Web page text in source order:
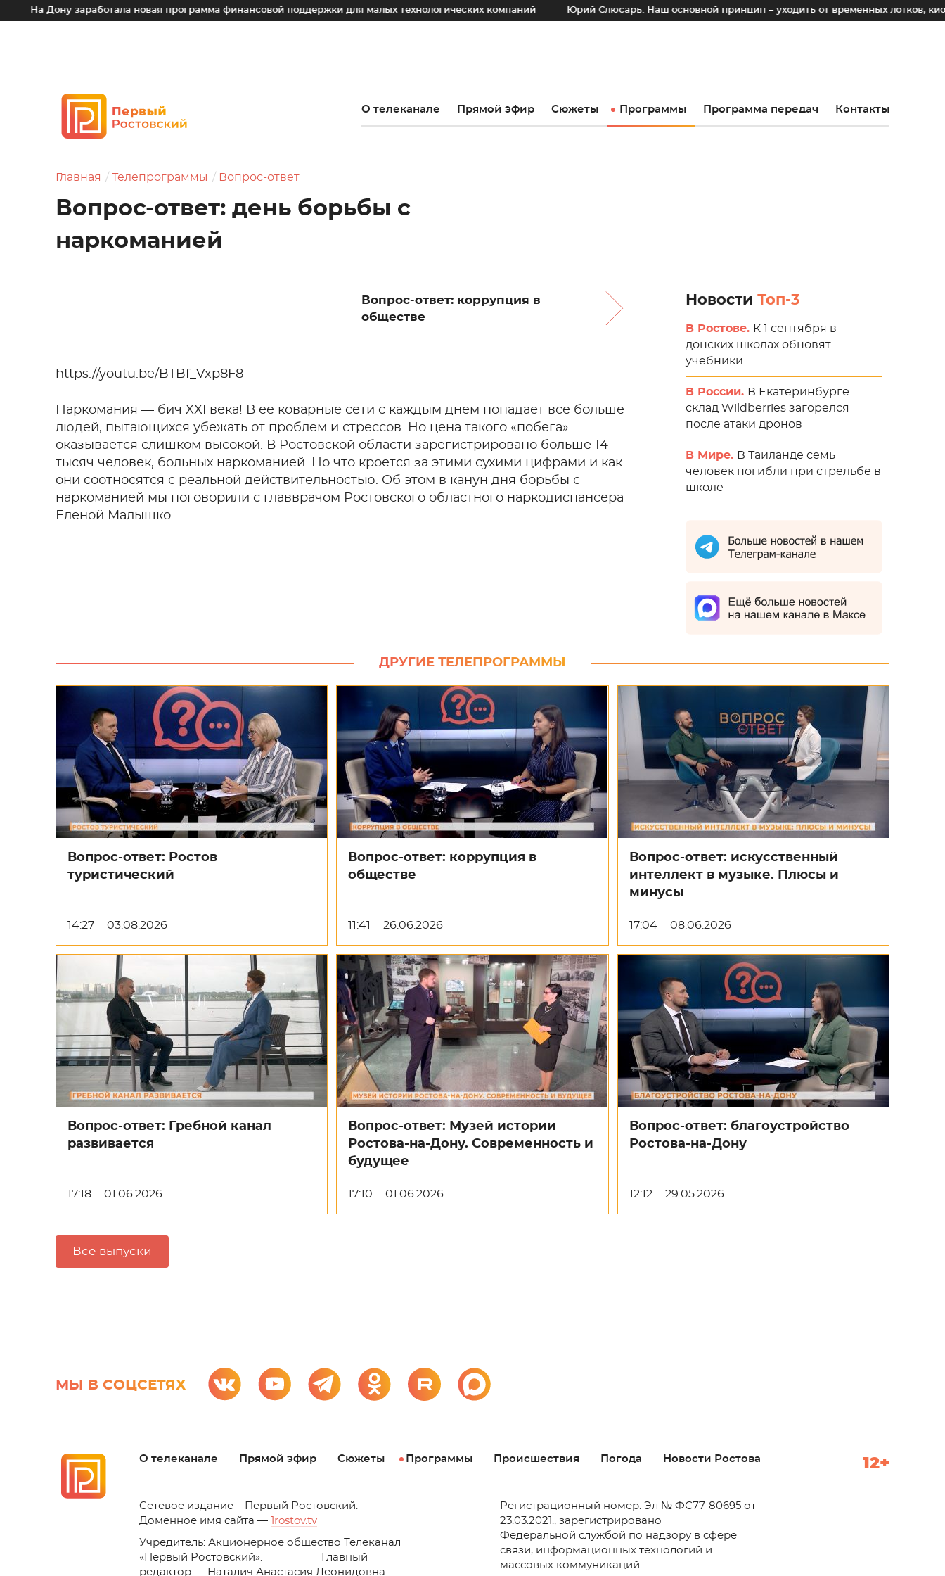
заработала новая программа финансовой поддержки для малых технологических компаний Юрий Слюсарь: Наш основной принцип – уходить от временных лотков, киосков и
О телеканале Прямой эфир Сюжеты Программы Программа передач Контакты
Главная Телепрограммы Вопрос-ответ
Вопрос-ответ: день борьбы с
наркоманией
Вопрос-ответ: коррупция в
обществе
https://youtu.be/BTBf_Vxp8F8
Наркомания — бич XXI века! В ее коварные сети с каждым днем попадает все больше
людей, пытающихся убежать от проблем и стрессов. Но цена такого «побега»
оказывается слишком высокой. В Ростовской области зарегистрировано больше 14
тысяч человек, больных наркоманией. Но что кроется за этими сухими цифрами и как
они соотносятся с реальной действительностью. Об этом в канун дня борьбы с
наркоманией мы поговорили с главврачом Ростовского областного наркодиспансера
Еленой Малышко.
Новости Топ-3
В Ростове. К 1 сентября в
донских школах обновят
учебники
В России. В Екатеринбурге
склад Wildberries загорелся
после атаки дронов
В Мире. В Таиланде семь
человек погибли при стрельбе в
школе
ДРУГИЕ ТЕЛЕПРОГРАММЫ
Вопрос-ответ: Ростов
туристический
14:27 03.08.2026
Вопрос-ответ: коррупция в
обществе
11:41 26.06.2026
Вопрос-ответ: искусственный
интеллект в музыке. Плюсы и
минусы
17:04 08.06.2026
Вопрос-ответ: Гребной канал
развивается
17:18 01.06.2026
Вопрос-ответ: Музей истории
Ростова-на-Дону. Современность и
будущее
17:10 01.06.2026
Вопрос-ответ: благоустройство
Ростова-на-Дону
12:12 29.05.2026
Все выпуски
МЫ В СОЦСЕТЯХ
О телеканале Прямой эфир Сюжеты Программы Происшествия Погода Новости Ростова 12+
Cетевое издание – Первый Ростовский.
Доменное имя сайта —
1rostov.tv
Учредитель: Акционерное общество Телеканал
«Первый Ростовский». Главный
редактор — Наталич Анастасия Леонидовна.
Регистрационный номер: Эл № ФС77-80695 от
23.03.2021., зарегистрировано
Федеральной службой по надзору в сфере
связи, информационных технологий и
массовых коммуникаций.